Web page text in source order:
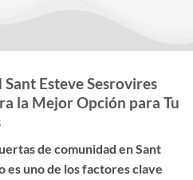
Esteve Sesrovires
la Mejor Opción para Tu
de comunidad en Sant
es uno de los factores clave